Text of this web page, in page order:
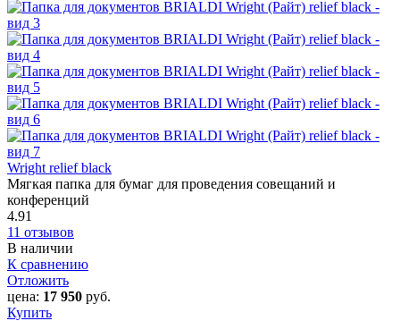
Wright relief black
Мягкая папка для бумаг для проведения совещаний и
конференций
4.91
11 отзывов
В наличии
К сравнению
Отложить
цена: 17 950 руб.
Купить